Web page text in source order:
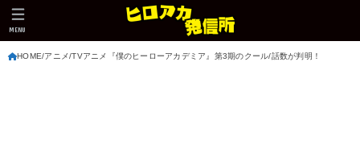
MENU
HOME アニメ TVアニメ『僕のヒーローアカデミア』第3期のクール/話数が判明！